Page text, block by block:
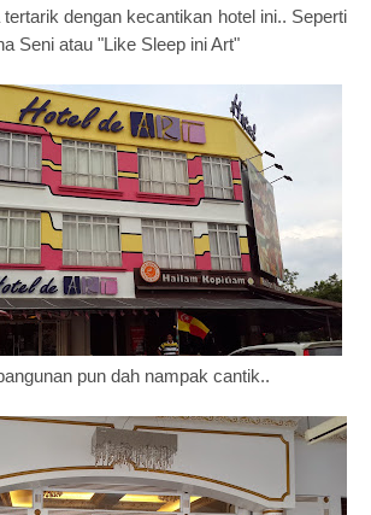
dengan kecantikan hotel ini.. Seperti
Seni atau "Like Sleep ini Art"
pun dah nampak cantik..